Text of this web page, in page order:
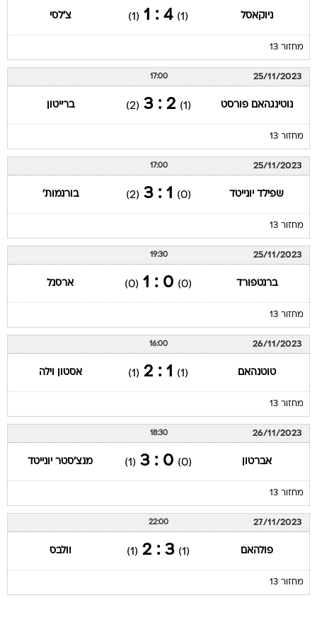
ניוקאסל (1)
4 : 1
(1) צ'לסי
מחזור 13
25/11/2023
17:00
נוטינגהאם פורסט (1)
2 : 3
(2) ברייטון
מחזור 13
25/11/2023
17:00
שפילד יונייטד (0)
1 : 3
(2) בורנמות'
מחזור 13
25/11/2023
19:30
ברנטפורד (0)
0 : 1
(0) ארסנל
מחזור 13
26/11/2023
16:00
טוטנהאם (1)
1 : 2
(1) אסטון וילה
מחזור 13
26/11/2023
18:30
אברטון (0)
0 : 3
(1) מנצ'סטר יונייטד
מחזור 13
27/11/2023
22:00
פולהאם (1)
3 : 2
(1) וולבס
מחזור 13